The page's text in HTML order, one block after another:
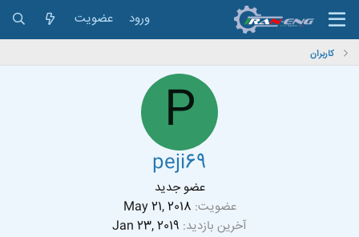
ورود عضویت
کاربران
P
peji69
عضو جدید
عضویت May 21, 2018
آخرین بازدید Jan 23, 2019